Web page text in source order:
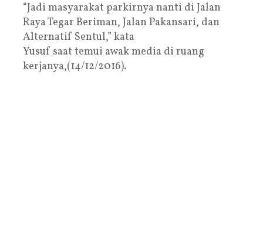
“Jadi masyarakat parkirnya nanti di Jalan
Raya Tegar Beriman, Jalan Pakansari, dan
Alternatif Sentul,” kata
Yusuf saat temui awak media di ruang
kerjanya,(14/12/2016).